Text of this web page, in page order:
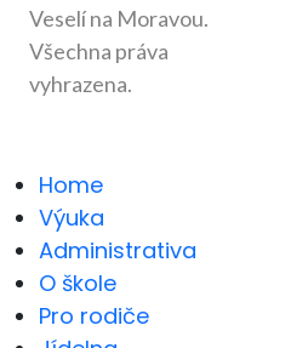
Veselí na Moravou.
Všechna práva
vyhrazena.
Home
Výuka
Administrativa
O škole
Pro rodiče